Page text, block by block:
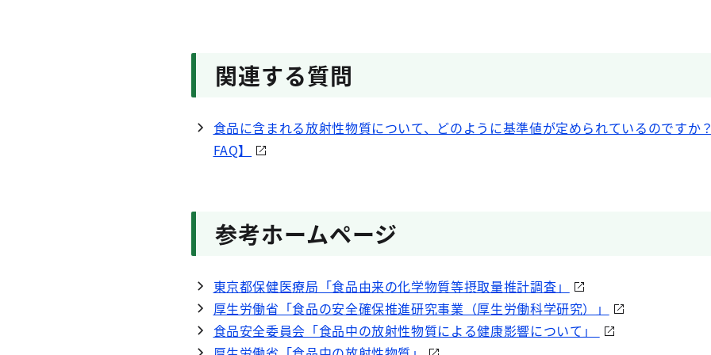
関連する質問
食品に含まれる放射性物質について、どのように基準値が定められているのですか
FAQ】
参考ホームページ
東京都保健医療局「食品由来の化学物質等摂取量推計調査」
厚生労働省「食品の安全確保推進研究事業（厚生労働科学研究）」
食品安全委員会「食品中の放射性物質による健康影響について」